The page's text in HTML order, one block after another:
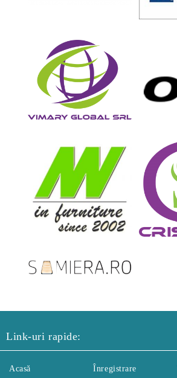
Link-uri rapide:
Acasă Înregistrare